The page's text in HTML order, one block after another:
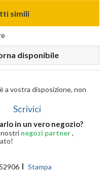
simili
disponibile
a vostra disposizione, non
Scrivici
in un vero negozio?
nostri negozi partner,
Stampa